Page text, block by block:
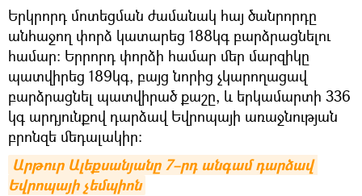
Երկրորդ մոտեցման ժամանակ հայ ծանրորդը
անհաջող փորձ կատարեց 188կգ բարձրացնելու
համար։ Երրորդ փորձի համար մեր մարզիկը
պատվիրեց 189կգ, բայց նորից չկարողացավ
բարձրացնել պատվիրած քաշը, և երկամարտի 336
կգ արդյունքով դարձավ Եվրոպայի առաջնության
բրոնզե մեդալակիր։
Արթուր Ալեքսանյանը 7–րդ անգամ դարձավ
Եվրոպայի չեմպիոն